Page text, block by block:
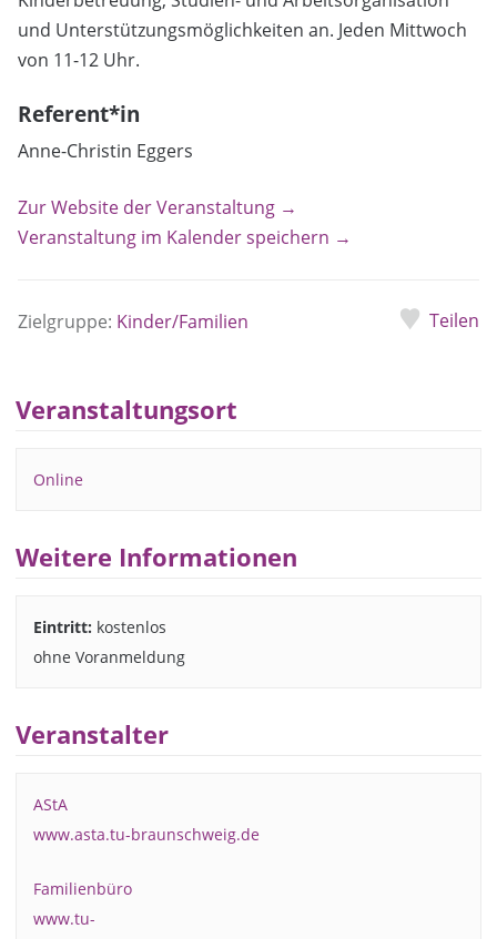
und Unterstützungsmöglichkeiten an. Jeden Mittwoch
von 11-12 Uhr.
Referent*in
Anne-Christin Eggers
Zur Website der Veranstaltung →
Veranstaltung im Kalender speichern →
Zielgruppe: Kinder/Familien Teilen
Veranstaltungsort
Online
Weitere Informationen
Eintritt: kostenlos
ohne Voranmeldung
Veranstalter
AStA
www.asta.tu-braunschweig.de
Familienbüro
www.tu-